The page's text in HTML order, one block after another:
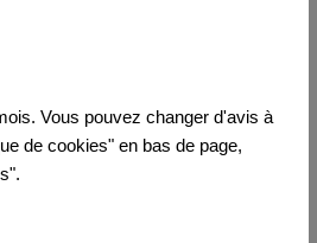
Vous pouvez changer d'avis à
de cookies" en bas de page,